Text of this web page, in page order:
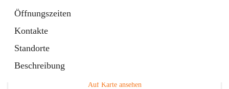
Öffnungszeiten
Kontakte
Standorte
Beschreibung
Auf Karte ansehen